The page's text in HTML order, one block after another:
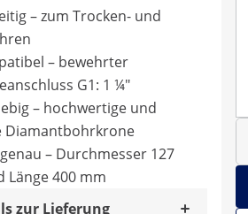
– zum Trocken- und
– bewehrter
G1: 1 ¼"
– hochwertige und
Diamantbohrkrone
– Durchmesser 127
Länge 400 mm
zur Lieferung